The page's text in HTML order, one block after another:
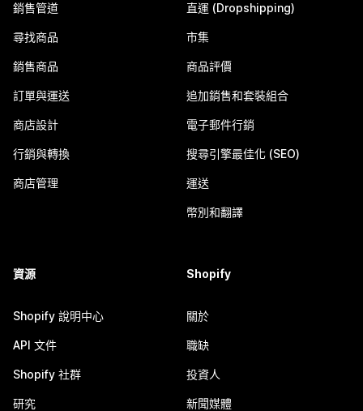
銷售管道
尋找商品
銷售商品
訂單與運送
商店設計
行銷與轉換
商店管理
直運 (Dropshipping)
市集
商品評價
追加銷售和套裝組合
電子郵件行銷
搜尋引擎最佳化 (SEO)
運送
幣別和翻譯
資源
Shopify 說明中心
API 文件
Shopify 社群
研究
Shopify
關於
職缺
投資人
新聞媒體